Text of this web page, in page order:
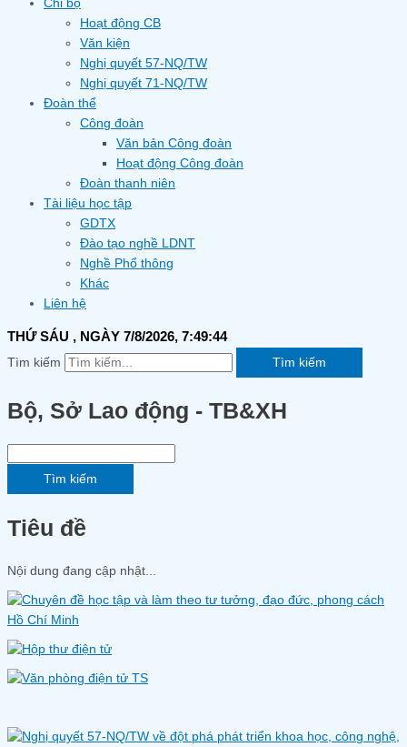
Chi bộ
Hoạt động CB
Văn kiện
Nghị quyết 57-NQ/TW
Nghị quyết 71-NQ/TW
Đoàn thể
Công đoàn
Văn bản Công đoàn
Hoạt động Công đoàn
Đoàn thanh niên
Tài liệu học tập
GDTX
Đào tạo nghề LDNT
Nghề Phổ thông
Khác
Liên hệ
THỨ SÁU , NGÀY 7/8/2026, 7:49:44
Tìm kiếm Tìm kiếm
Bộ, Sở Lao động - TB&XH
Tìm kiếm
Tiêu đề
Nội dung đang cập nhật...